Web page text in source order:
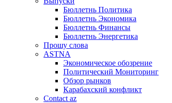
Бюллетнь Политика
Бюллетнь Экономика
Бюллетнь Финансы
Бюллетнь Энергетика
Прошу слова
ASTNA
Экономическое обозрение
Политический Мониторинг
Обзор рынков
Карабахский конфликт
Contact az